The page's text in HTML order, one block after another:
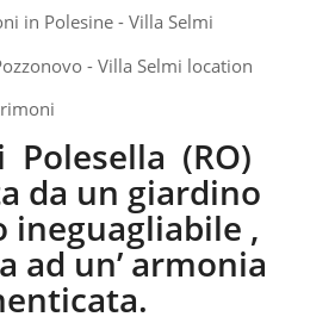
Polesella (RO)
da un giardino
ineguagliabile ,
ad un’ armonia